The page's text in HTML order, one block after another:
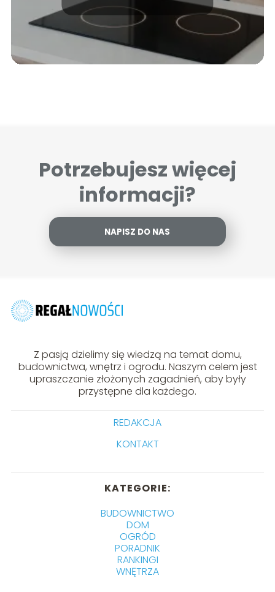
Potrzebujesz więcej
informacji?
NAPISZ DO NAS
Z pasją dzielimy się wiedzą na temat domu,
budownictwa, wnętrz i ogrodu. Naszym celem jest
upraszczanie złożonych zagadnień, aby były
przystępne dla każdego.
REDAKCJA
KONTAKT
KATEGORIE:
BUDOWNICTWO
DOM
OGRÓD
PORADNIK
RANKINGI
WNĘTRZA